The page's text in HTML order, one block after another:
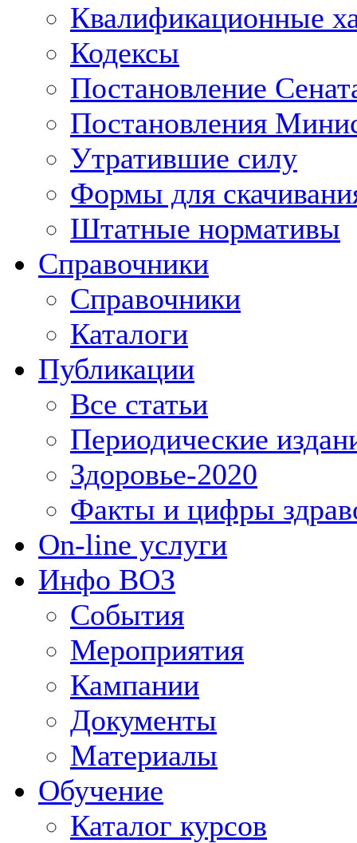
Квалификационные
Кодексы
Постановление
Постановления
Утратившие силу
Формы для
Штатные нормативы
Справочники
Справочники
Каталоги
Публикации
Все статьи
Периодические
Здоровье-2020
Факты и цифры
On-line услуги
Инфо ВОЗ
События
Мероприятия
Кампании
Документы
Материалы
Обучение
Каталог курсов